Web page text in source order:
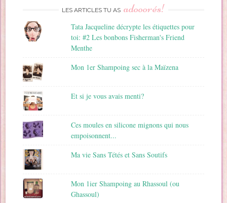
LES ARTICLES TU AS adooorés!
Tata Jacqueline décrypte les étiquettes pour
toi: #2 Les bonbons Fisherman's Friend
Menthe
Mon 1er Shampoing sec à la Maïzena
Et si je vous avais menti?
Ces moules en silicone mignons qui nous
empoisonnent...
Ma vie Sans Tétés et Sans Soutifs
Mon 1ier Shampoing au Rhassoul (ou
Ghassoul)